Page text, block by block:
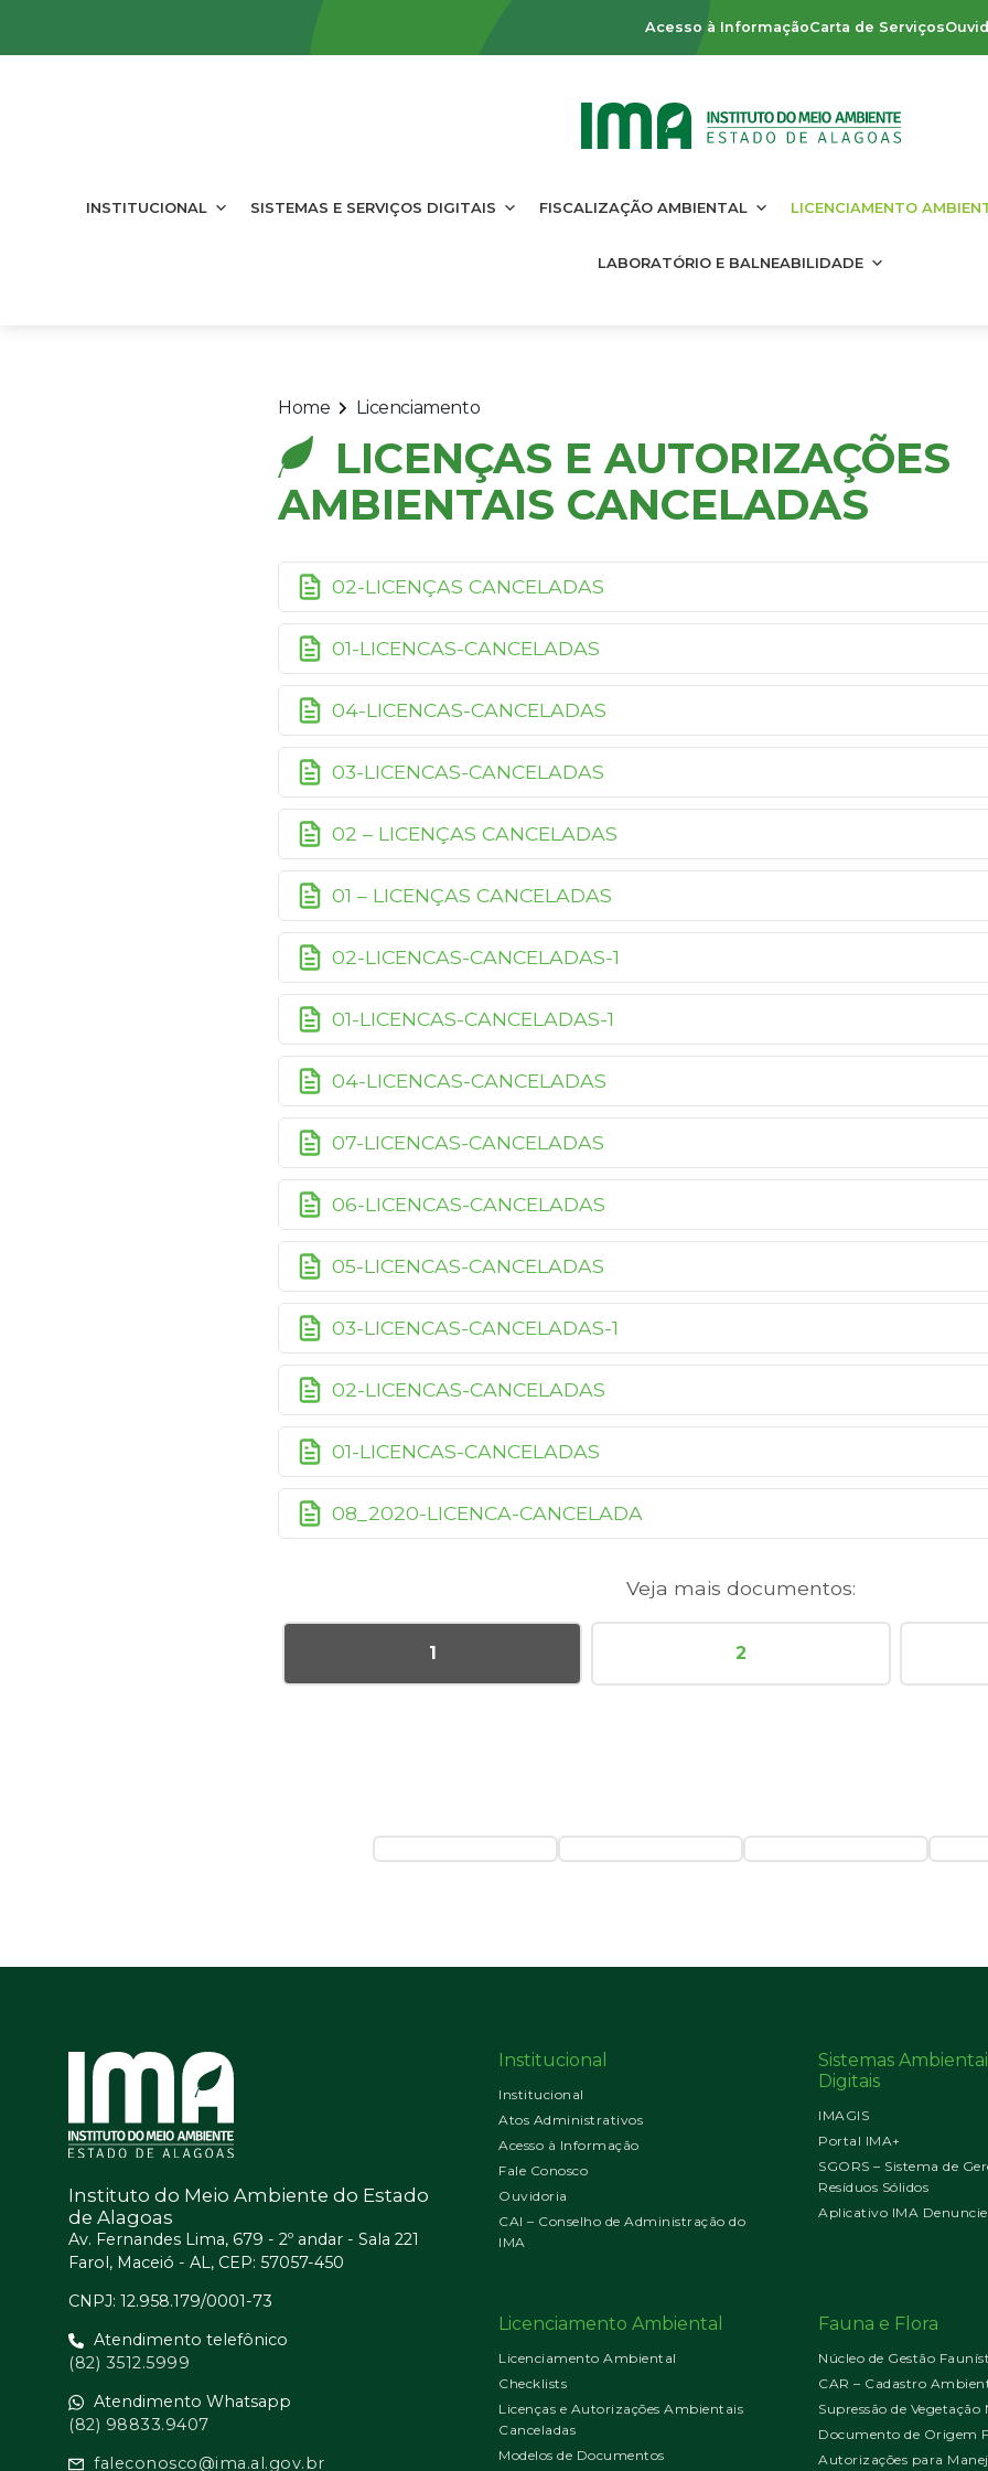
Acesso à InformaçãoCarta de Serviços
INSTITUCIONAL SISTEMAS E SERVIÇOS DIGITAIS FISCALIZAÇÃO AMBIENTAL LICENCIAMENTO
LABORATÓRIO E BALNEABILIDADE
Home Licenciamento
LICENÇAS E AUTORIZAÇÕES
AMBIENTAIS CANCELADAS
02-LICENÇAS CANCELADAS
01-LICENCAS-CANCELADAS
04-LICENCAS-CANCELADAS
03-LICENCAS-CANCELADAS
02 – LICENÇAS CANCELADAS
01 – LICENÇAS CANCELADAS
02-LICENCAS-CANCELADAS-1
01-LICENCAS-CANCELADAS-1
04-LICENCAS-CANCELADAS
07-LICENCAS-CANCELADAS
06-LICENCAS-CANCELADAS
05-LICENCAS-CANCELADAS
03-LICENCAS-CANCELADAS-1
02-LICENCAS-CANCELADAS
01-LICENCAS-CANCELADAS
08_2020-LICENCA-CANCELADA
Veja mais documentos:
1 2
Instituto do Meio Ambiente do Estado
de Alagoas
Av. Fernandes Lima, 679 - 2º andar - Sala 221
Farol, Maceió - AL, CEP: 57057-450
CNPJ: 12.958.179/0001-73
Atendimento telefônico
(82) 3512.5999
Atendimento Whatsapp
(82) 98833.9407
faleconosco@ima.al.gov.br
Institucional
Institucional
Atos Administrativos
Acesso à Informação
Fale Conosco
Ouvidoria
CAI – Conselho de Administração do
IMA
Sistemas
Digitais
IMAGIS
Portal IMA+
SGORS – Sistema de
Resíduos Sólidos
Aplicativo IMA Denuncie
Licenciamento Ambiental
Licenciamento Ambiental
Checklists
Licenças e Autorizações Ambientais
Canceladas
Modelos de Documentos
Fauna e Flora
Núcleo de Gestão
CAR – Cadastro
Supressão de Vegetação
Documento de Origem
Autorizações para